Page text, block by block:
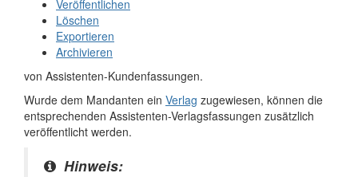
Veröffentlichen
Löschen
Exportieren
Archivieren
von Assistenten-Kundenfassungen.
Wurde dem Mandanten ein Verlag zugewiesen, können die
entsprechenden Assistenten-Verlagsfassungen zusätzlich
veröffentlicht werden.
Hinweis: